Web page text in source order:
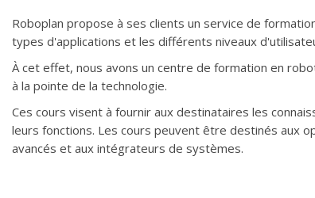
Roboplan propose à ses clients un service de
types d'applications et les différents niveaux
À cet effet, nous avons un centre de formation en
à la pointe de la technologie.
Ces cours visent à fournir aux destinataires les
leurs fonctions. Les cours peuvent être destinés aux
avancés et aux intégrateurs de systèmes.